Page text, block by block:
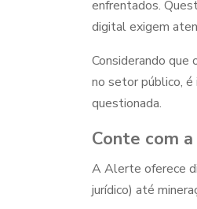
enfrentados.
digital exigem
Considerando que
no setor público, é
questionada.
Conte com
A Alerte oferece
jurídico) até